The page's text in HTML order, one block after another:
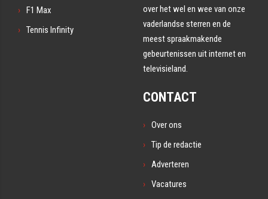
F1 Max
Tennis Infinity
over het wel en wee van onze
vaderlandse sterren en de
meest spraakmakende
gebeurtenissen uit internet en
televisieland.
CONTACT
Over ons
Tip de redactie
Adverteren
Vacatures